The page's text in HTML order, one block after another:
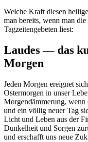
Welche Kraft diesen
man bereits, wenn man
Tagzeitengebeten liest:
Laudes — das
Morgen
Jeden Morgen ereignet
Ostermorgen in unser
Morgendämmerung,
und ein völlig neuer Tag
Licht und Leben aus der
Dunkelheit und Sorgen
und erschafft uns neue